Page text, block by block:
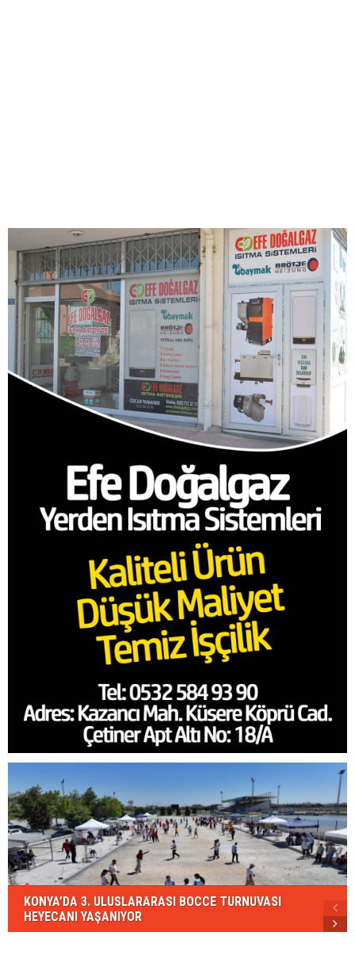
KONYA’DA 3. ULUSLARARASI BOCCE TURNUVASI
HEYECANI YAŞANIYOR